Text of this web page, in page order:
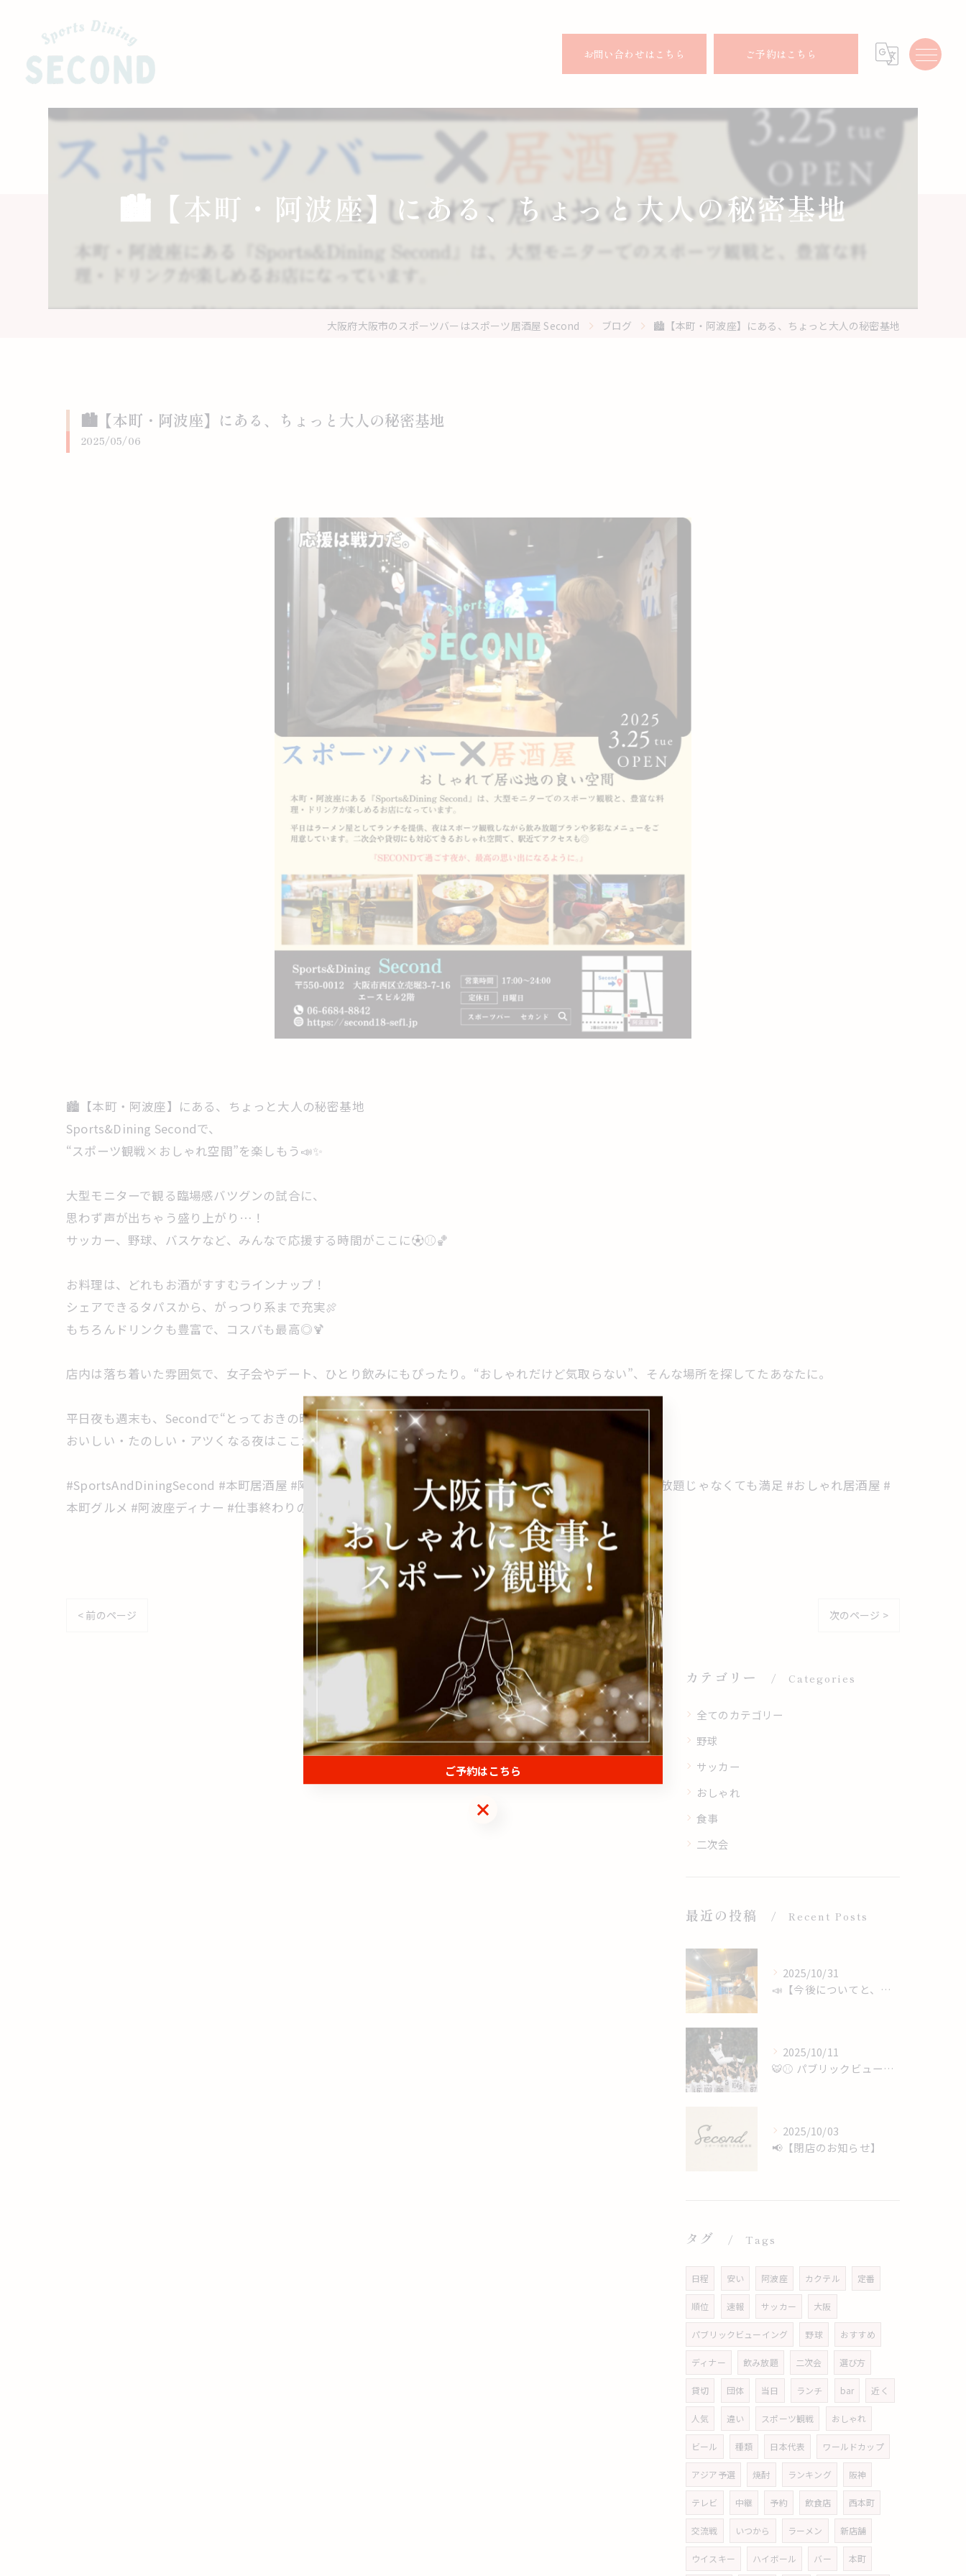
お問い合わせはこちら ご予約はこちら
🏙️【本町・阿波座】にある、ちょっと大人の秘密基地
大阪府大阪市のスポーツバーはスポーツ居酒屋 Second ブログ 🏙️【本町・阿波座】にある、ちょっと大人の秘密基地
🏙️【本町・阿波座】にある、ちょっと大人の秘密基地
2025/05/06
🏙️【本町・阿波座】にある、ちょっと大人の秘密基地
Sports&Dining Secondで、
“スポーツ観戦×おしゃれ空間”を楽しもう📣✨
大型モニターで観る臨場感バツグンの試合に、
思わず声が出ちゃう盛り上がり…！
サッカー、野球、バスケなど、みんなで応援する時間がここに⚽️⚾️🏀
お料理は、どれもお酒がすすむラインナップ！
シェアできるタパスから、がっつり系まで充実🍖
もちろんドリンクも豊富で、コスパも最高◎🍹
店内は落ち着いた雰囲気で、女子会やデート、ひとり飲みにもぴったり。“おしゃれだけど気取らない”、そんな場所を探してたあなたに。
平日夜も週末も、Secondで“とっておきの時間”を⏳✨
おいしい・たのしい・アツくなる夜はここから。
#SportsAndDiningSecond #本町居酒屋 #阿波座バー #ドリンク安い #コスパ最強 #スポーツバー大阪 #飲み放題じゃなくても満足 #おしゃれ居酒屋 #
本町グルメ #阿波座ディナー #仕事終わりの一杯 #リーズナブル居酒屋 #2階のお店 #スポーツ居酒屋second
< 前のページ 一覧に戻る 次のページ >
カテゴリー Categories
全てのカテゴリー
野球
サッカー
おしゃれ
食事
二次会
最近の投稿 Recent Posts
2025/10/31
📣【今後についてと、心からのありがとうを】
2025/10/11
🐯⚾️ パブリックビューイング開催 ⚾️🐯
2025/10/03
📢【閉店のお知らせ】
タグ Tags
日程 安い 阿波座 カクテル 定番
順位 速報 サッカー 大阪
パブリックビューイング 野球 おすすめ
ディナー 飲み放題 二次会 選び方
貸切 団体 当日 ランチ bar 近く
人気 違い スポーツ観戦 おしゃれ
ビール 種類 日本代表 ワールドカップ
アジア予選 焼酎 ランキング 阪神
テレビ 中継 予約 飲食店 西本町
交流戦 いつから ラーメン 新店舗
ウイスキー ハイボール バー 本町
ご予約はこちら
ご予約はこちら